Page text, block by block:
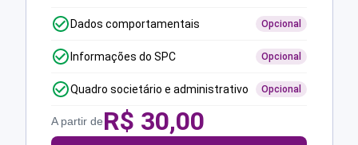
Dados comportamentais Opcional
Informações do SPC Opcional
Quadro societário e administrativo Opcional
A partir deR$ 30,00